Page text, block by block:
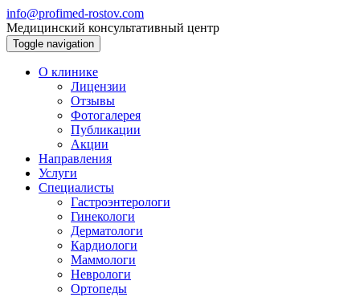
info@profimed-rostov.com
Медицинский консультативный центр
Toggle navigation
О клинике
Лицензии
Отзывы
Фотогалерея
Публикации
Акции
Направления
Услуги
Специалисты
Гастроэнтерологи
Гинекологи
Дерматологи
Кардиологи
Маммологи
Неврологи
Ортопеды